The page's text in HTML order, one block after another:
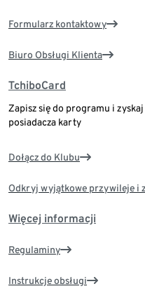
Formularz kontaktowy
Biuro Obsługi Klienta
TchiboCard
Zapisz się do programu i
posiadacza karty
Dołącz do Klubu
Odkryj wyjątkowe przywileje i
Więcej informacji
Regulaminy
Instrukcje obsługi